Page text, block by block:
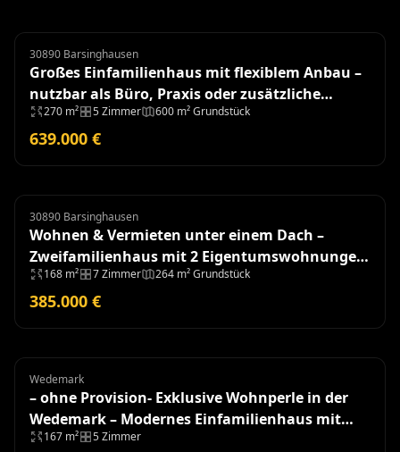
Einfamilienhaus
30890 Barsinghausen
Großes Einfamilienhaus mit flexiblem Anbau –
nutzbar als Büro, Praxis oder zusätzliche
Wohnung
270 m² 5 Zimmer 600 m² Grundstück
639.000 €
Zweifamilienhaus
30890 Barsinghausen
Wohnen & Vermieten unter einem Dach –
Zweifamilienhaus mit 2 Eigentumswohnungen
und Garagen
168 m² 7 Zimmer 264 m² Grundstück
385.000 €
Einfamilienhaus
Wedemark
– ohne Provision- Exklusive Wohnperle in der
Wedemark – Modernes Einfamilienhaus mit
hochwertiger Ausstattung
167 m² 5 Zimmer